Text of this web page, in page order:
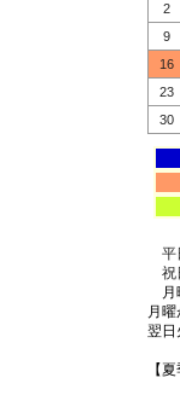
2
9
16
23
30
平
祝
月
月曜
翌日
【